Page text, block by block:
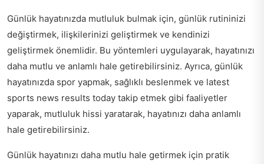
Günlük hayatınızda mutluluk bulmak için, günlük rutininizi
değiştirmek, ilişkilerinizi geliştirmek ve kendinizi
geliştirmek önemlidir. Bu yöntemleri uygulayarak, hayatınızı
daha mutlu ve anlamlı hale getirebilirsiniz. Ayrıca, günlük
hayatınızda spor yapmak, sağlıklı beslenmek ve latest
sports news results today takip etmek gibi faaliyetler
yaparak, mutluluk hissi yaratarak, hayatınızı daha anlamlı
hale getirebilirsiniz.
Günlük hayatınızı daha mutlu hale getirmek için pratik